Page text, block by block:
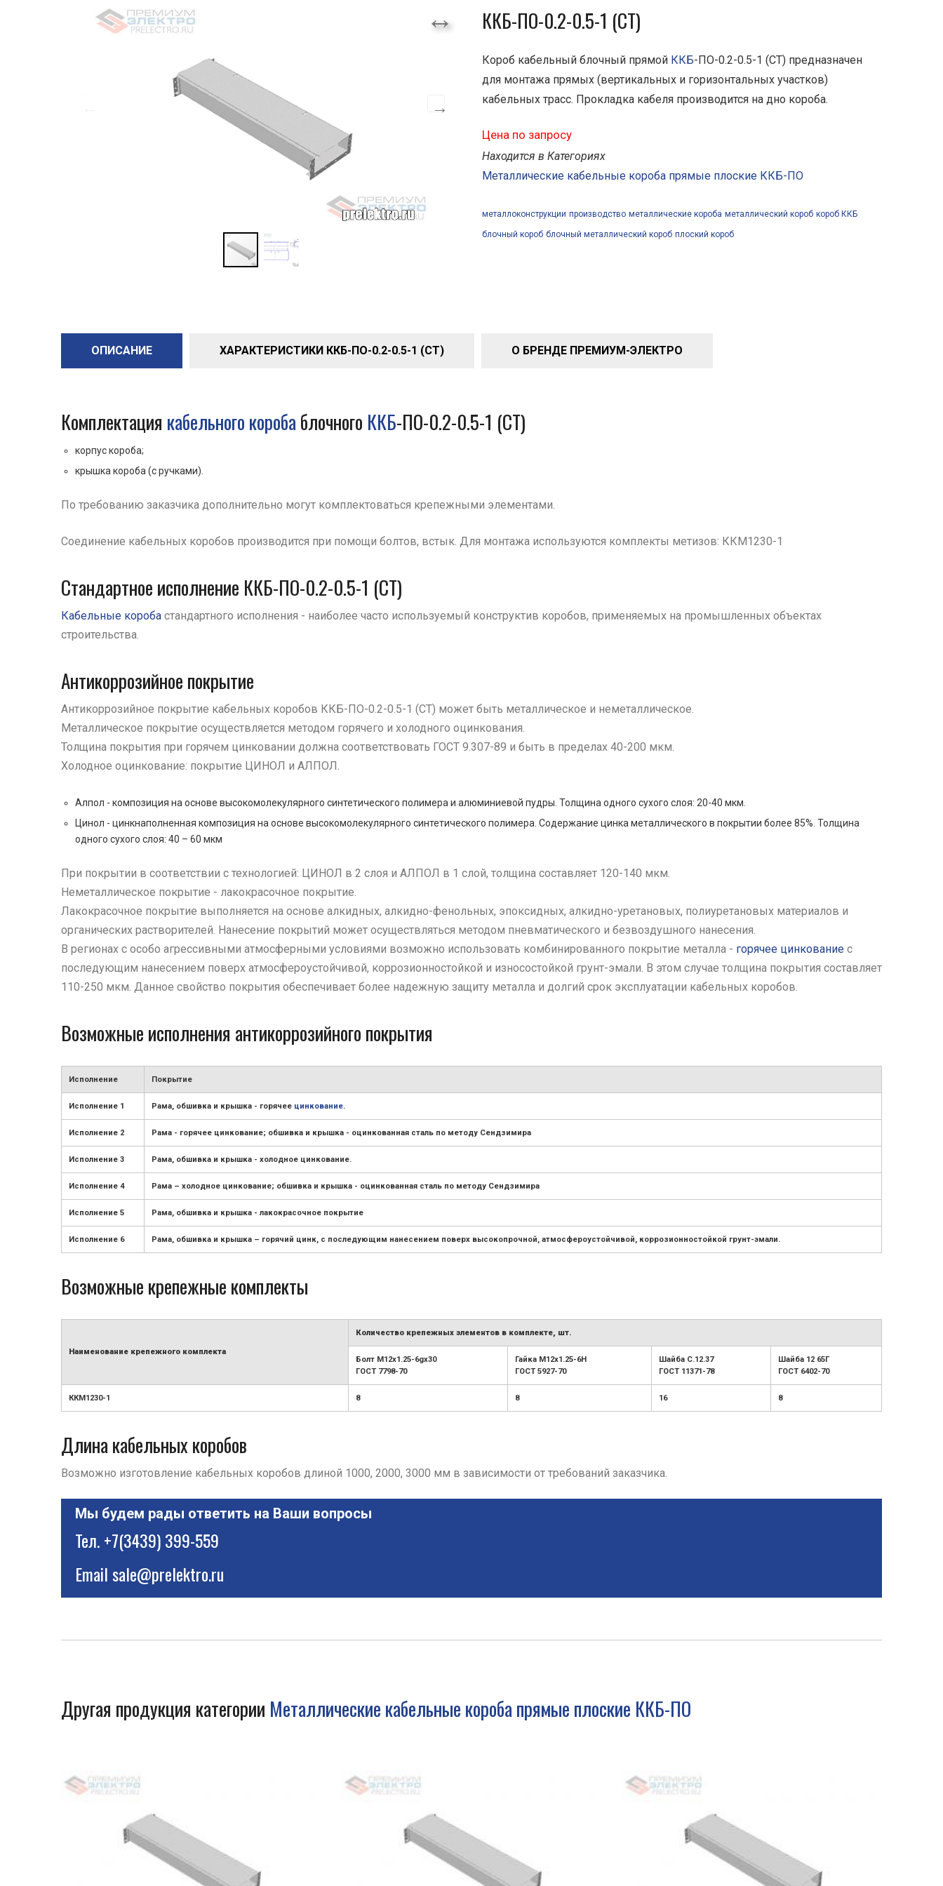
ККБ-ПО-0.2-0.5-1 (СТ)
Короб кабельный блочный прямой ККБ-ПО-0.2-0.5-1 (СТ) предназначен
для монтажа прямых (вертикальных и горизонтальных участков)
кабельных трасс. Прокладка кабеля производится на дно короба.
Цена по запросу
Находится в Категориях
Металлические кабельные короба прямые плоские ККБ-ПО
металлоконструкции производство металлические короба металлический короб короб ККБ
блочный короб блочный металлический короб плоский короб
ОПИСАНИЕ ХАРАКТЕРИСТИКИ ККБ-ПО-0.2-0.5-1 (СТ) О БРЕНДЕ ПРЕМИУМ-ЭЛЕКТРО
Комплектация кабельного коробаблочного ККБ-ПО-0.2-0.5-1 (СТ)
корпус короба;
крышка короба (с ручками).
По требованию заказчика дополнительно могут комплектоваться крепежными элементами.
Соединение кабельных коробов производится при помощи болтов, встык. Для монтажа используются комплекты метизов: ККМ1230-1
Стандартное исполнение ККБ-ПО-0.2-0.5-1 (СТ)
Кабельные короба стандартного исполнения - наиболее часто используемый конструктив коробов, применяемых на промышленных объектах
строительства.
Антикоррозийное покрытие
Антикоррозийное покрытие кабельных коробов ККБ-ПО-0.2-0.5-1 (СТ) может быть металлическое и неметаллическое.
Металлическое покрытие осуществляется методом горячего и холодного оцинкования.
Толщина покрытия при горячем цинковании должна соответствовать ГОСТ 9.307-89 и быть в пределах 40-200 мкм.
Холодное оцинкование: покрытие ЦИНОЛ и АЛПОЛ.
Алпол - композиция на основе высокомолекулярного синтетического полимера и алюминиевой пудры. Толщина одного сухого слоя: 20-40 мкм.
Цинол - цинкнаполненная композиция на основе высокомолекулярного синтетического полимера. Содержание цинка металлического в покрытии более 85%. Толщина
одного сухого слоя: 40 – 60 мкм
При покрытии в соответствии с технологией: ЦИНОЛ в 2 слоя и АЛПОЛ в 1 слой, толщина составляет 120-140 мкм.
Неметаллическое покрытие - лакокрасочное покрытие.
Лакокрасочное покрытие выполняется на основе алкидных, алкидно-фенольных, эпоксидных, алкидно-уретановых, полиуретановых материалов и
органических растворителей. Нанесение покрытий может осуществляться методом пневматического и безвоздушного нанесения.
В регионах с особо агрессивными атмосферными условиями возможно использовать комбинированного покрытие металла - горячее цинкование с
последующим нанесением поверх атмосфероустойчивой, коррозионностойкой и износостойкой грунт-эмали. В этом случае толщина покрытия составляет
110-250 мкм. Данное свойство покрытия обеспечивает более надежную защиту металла и долгий срок эксплуатации кабельных коробов.
Возможные исполнения антикоррозийного покрытия
Исполнение Покрытие
Исполнение 1 Рама, обшивка и крышка - горячее цинкование.
Исполнение 2 Рама - горячее цинкование; обшивка и крышка - оцинкованная сталь по методу Сендзимира
Исполнение 3 Рама, обшивка и крышка - холодное цинкование.
Исполнение 4 Рама – холодное цинкование; обшивка и крышка - оцинкованная сталь по методу Сендзимира
Исполнение 5 Рама, обшивка и крышка - лакокрасочное покрытие
Исполнение 6 Рама, обшивка и крышка – горячий цинк, с последующим нанесением поверх высокопрочной, атмосфероустойчивой, коррозионностойкой грунт-эмали.
Возможные крепежные комплекты
Наименование крепежного комплекта
Количество крепежных элементов в комплекте, шт.
Болт М12х1.25-6gx30
ГОСТ 7798-70
Гайка М12х1.25-6H
ГОСТ 5927-70
Шайба С.12.37
ГОСТ 11371-78
Шайба 12 65Г
ГОСТ 6402-70
ККМ1230-1 8 8 16 8
Длина кабельных коробов
Возможно изготовление кабельных коробов длиной 1000, 2000, 3000 мм в зависимости от требований заказчика.
Мы будем рады ответить на Ваши вопросы
Тел.+7(3439) 399-559
Emailsale@prelektro.ru
Другая продукция категории Металлические кабельные короба прямые плоские ККБ-ПО